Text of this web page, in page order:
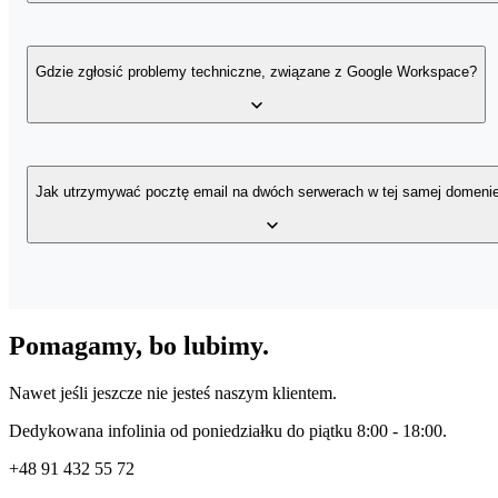
Technik prowadzący wdrożenie odpowie na bieżące pytania i
szkolenie dla administratorów.
Gdzie zgłosić problemy techniczne, związane z Google Workspace?
Jako oficjalny partner Google, specjaliści home.pl pomogą Ci w
na czacie lub pod numerem telefonu: 91 432 55 72.
Jak utrzymywać pocztę email na dwóch serwerach w tej samej
Pozostałe osoby zostaną na dotychczasowym rozwiązaniu z
Jeśli masz pocztę u innego dostawcy niż home.pl, przed
Pomagamy, bo lubimy.
Nawet jeśli jeszcze nie jesteś naszym klientem.
Dedykowana infolinia od poniedziałku do piątku 8:00 - 18:00.
+48 91 432 55 72